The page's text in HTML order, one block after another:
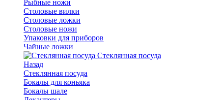
Рыбные ножи
Столовые вилки
Столовые ложки
Столовые ножи
Упаковки для приборов
Чайные ложки
Стеклянная посуда
Назад
Стеклянная посуда
Бокалы для коньяка
Бокалы шале